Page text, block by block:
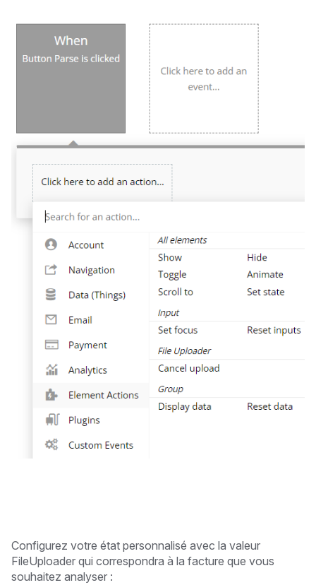
Configurez votre état personnalisé avec la valeur
FileUploader qui correspondra à la facture que vous
souhaitez analyser :